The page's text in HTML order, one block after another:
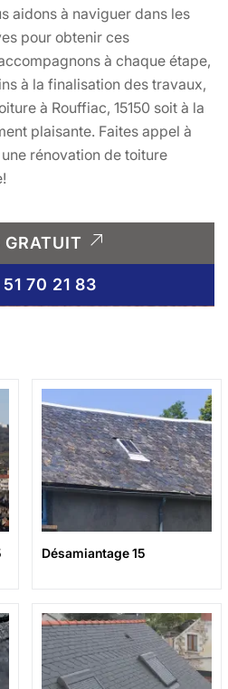
aidons à naviguer dans les
pour obtenir ces
à chaque étape,
à la finalisation des travaux,
à Rouffiac, 15150 soit à la
plaisante. Faites appel à
rénovation de toiture
GRATUIT
70 21 83
Désamiantage 15